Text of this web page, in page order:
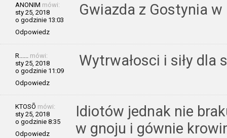
ANONIM mówi:
sty 25, 2018
o godzinie 13:03
Odpowiedz
Gwiazda z Gostynia
R......
mówi:
sty 25, 2018
o godzinie 11:09
Odpowiedz
Wytrwałosci i siły dla
KTOSÕ mówi:
sty 25, 2018
o godzinie 8:35
Odpowiedz
Idiotów jednak nie
w gnoju i gównie